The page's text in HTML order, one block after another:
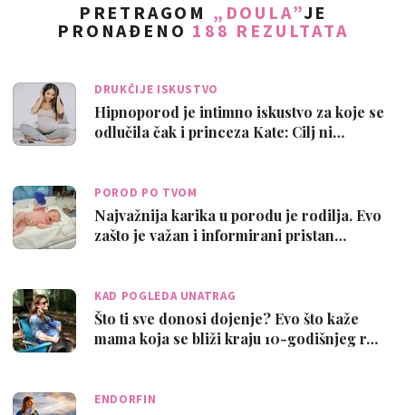
PRETRAGOM „DOULA”JE
PRONAĐENO 188 REZULTATA
DRUKČIJE ISKUSTVO
Hipnoporod je intimno iskustvo za koje se
odlučila čak i princeza Kate: Cilj ni…
POROD PO TVOM
Najvažnija karika u porodu je rodilja. Evo
zašto je važan i informirani pristan…
KAD POGLEDA UNATRAG
Što ti sve donosi dojenje? Evo što kaže
mama koja se bliži kraju 10-godišnjeg r…
ENDORFIN